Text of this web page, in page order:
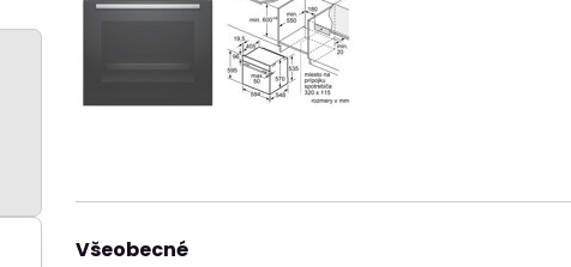
Všeobecné